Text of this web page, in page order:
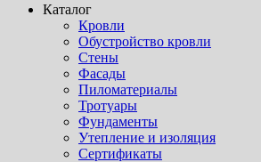
Каталог
Кровли
Обустройство кровли
Стены
Фасады
Пиломатериалы
Тротуары
Фундаменты
Утепление и изоляция
Сертификаты